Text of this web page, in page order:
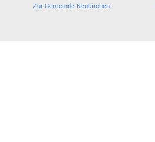
Zur Gemeinde Neukirchen